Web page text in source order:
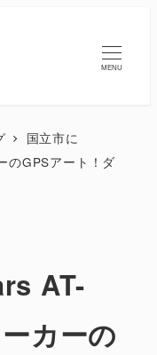
MENU
国立市に
のGPSアート！ダ
AT-
カーの